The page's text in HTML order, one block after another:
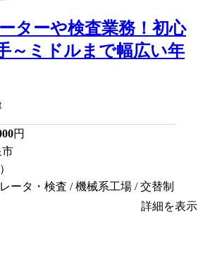
ターや検査業務！初心
～ミドルまで幅広い年
円
市
ータ・検査 / 機械系工場 / 交替制
詳細を表示